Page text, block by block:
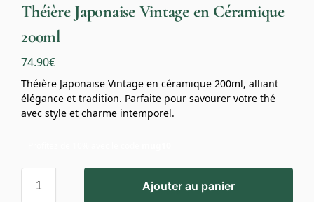
Théière Japonaise Vintage en Céramique
200ml
74.90€
Théière Japonaise Vintage en céramique 200ml, alliant
élégance et tradition. Parfaite pour savourer votre thé
avec style et charme intemporel.
Ajouter au panier